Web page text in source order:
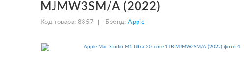
ТОВАРЫ ДЛЯ АВТО
АКСЕССУАРЫ
MJMW3SM/A (2022)
Код товара: 8357 Бренд: Apple